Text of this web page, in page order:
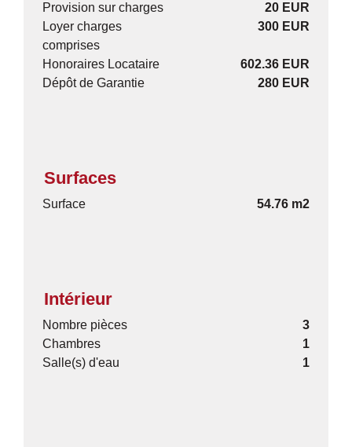
Provision sur charges
20 EUR
Loyer charges
comprises
300 EUR
Honoraires Locataire
602.36 EUR
Dépôt de Garantie
280 EUR
Surfaces
Surface 54.76 m2
Intérieur
Nombre pièces
3
Chambres
1
Salle(s) d'eau
1